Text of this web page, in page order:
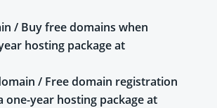
/ Buy free domains when
hosting package at
/ Free domain registration
one-year hosting package at